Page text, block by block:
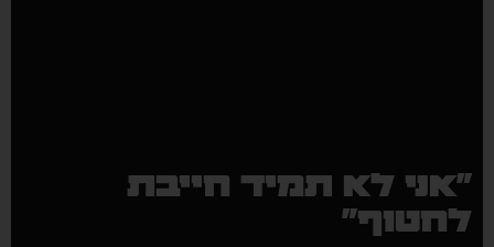
"אני לא תמיד חייבת
לחטוף"